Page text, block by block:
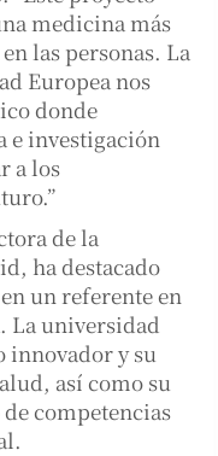
medicina más
las personas. La
Europea nos
donde
e investigación
a los
de la
ha destacado
un referente en
La universidad
innovador y su
así como su
competencias